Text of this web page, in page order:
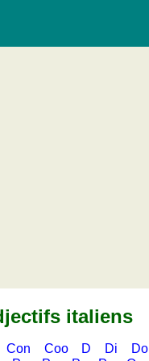
italiens
Con Coo D Di Do